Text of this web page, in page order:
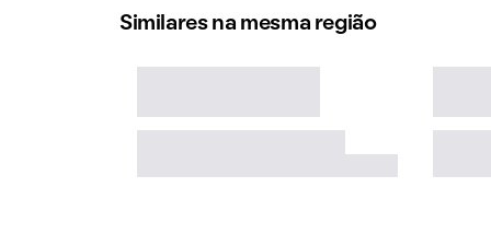
Similares na mesma região